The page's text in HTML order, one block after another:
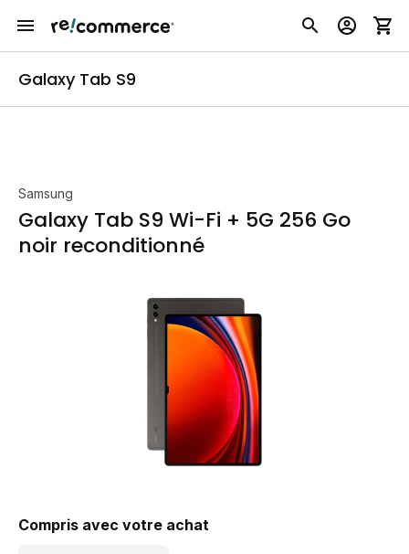
Galaxy Tab S9
Samsung
Galaxy Tab S9 Wi-Fi + 5G 256 Go
noir reconditionné
Compris avec votre achat